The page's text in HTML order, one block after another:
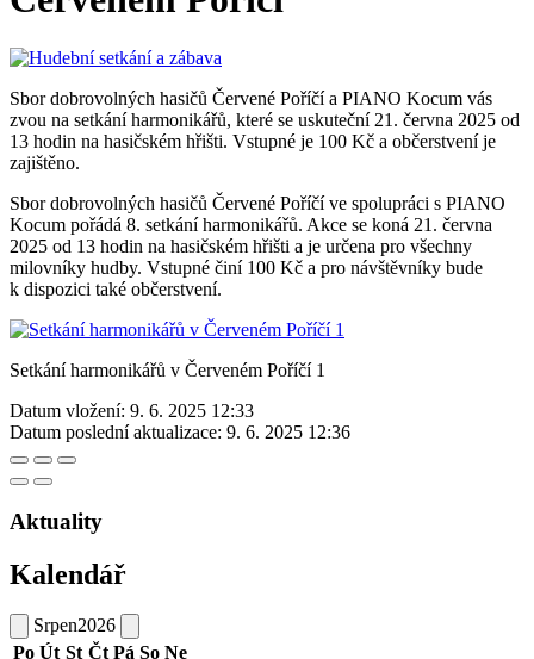
Sbor dobrovolných hasičů Červené Poříčí a PIANO Kocum vás
zvou na setkání harmonikářů, které se uskuteční 21. června 2025 od
13 hodin na hasičském hřišti. Vstupné je 100 Kč a občerstvení je
zajištěno.
Sbor dobrovolných hasičů Červené Poříčí ve spolupráci s PIANO
Kocum pořádá 8. setkání harmonikářů. Akce se koná 21. června
2025 od 13 hodin na hasičském hřišti a je určena pro všechny
milovníky hudby. Vstupné činí 100 Kč a pro návštěvníky bude
k dispozici také občerstvení.
Setkání harmonikářů v Červeném Poříčí 1
Datum vložení: 9. 6. 2025 12:33
Datum poslední aktualizace: 9. 6. 2025 12:36
Aktuality
Kalendář
Srpen2026
Po Út St Čt Pá So Ne